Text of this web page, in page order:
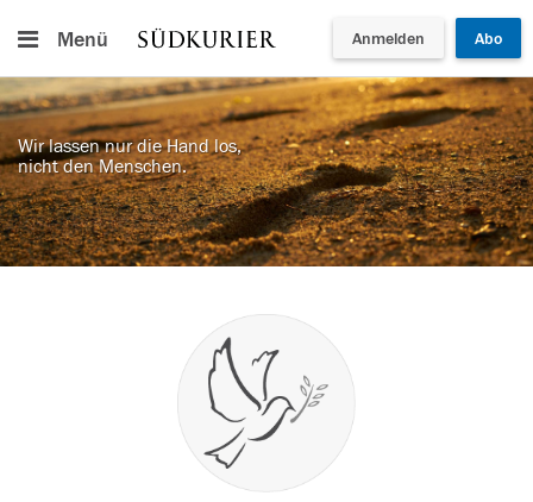
Menü Anmelden Abo
Wir lassen nur die Hand los,
nicht den Menschen.